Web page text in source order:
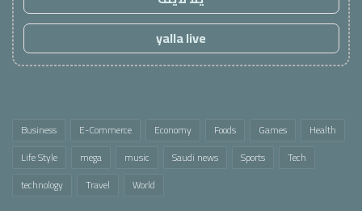
yalla live
Business E-Commerce Economy Foods Games
Health
Life Style
mega music Saudi news Sports
Tech
technology
Travel World